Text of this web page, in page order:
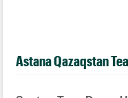
Astana Qazaqstan